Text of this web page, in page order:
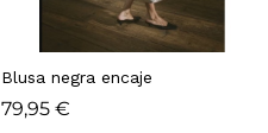
Blusa negra encaje
79,95 €